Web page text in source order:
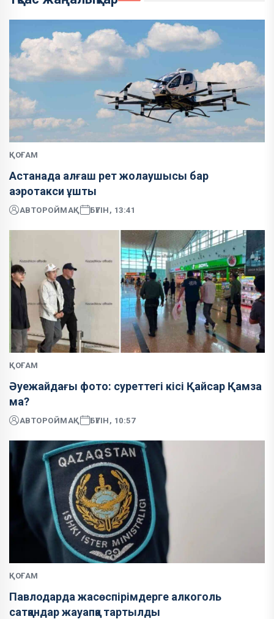
ҚОҒАМ
Астанада алғаш рет жолаушысы бар
аэротакси ұшты
АВТОРОЙМАҚ БҮГІН, 13:41
ҚОҒАМ
Әуежайдағы фото: суреттегі кісі Қайсар Қамза
ма?
АВТОРОЙМАҚ БҮГІН, 10:57
ҚОҒАМ
Павлодарда жасөспірімдерге алкоголь
сатқандар жауапқа тартылды